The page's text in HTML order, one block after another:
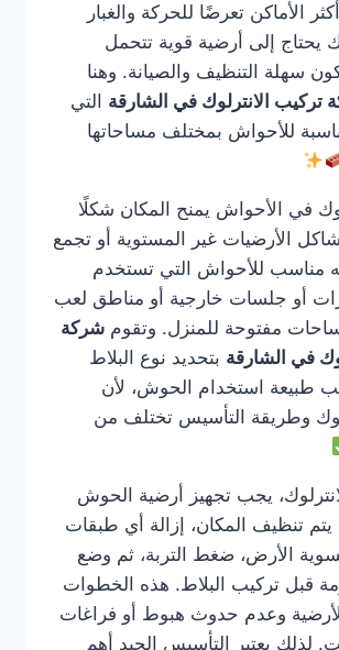
الأماكن تعرضًا للحركة والغبار
يحتاج إلى أرضية قوية تتحمل
سهلة التنظيف والصيانة. وهنا
تركيب الانترلوك في الشارقة التي
للأحواش بمختلف مساحاتها
في الأحواش يمنح المكان شكلًا
الأرضيات غير المستوية أو تجمع
أنه مناسب للأحواش التي تستخدم
أو جلسات خارجية أو مناطق لعب
مفتوحة للمنزل. وتقوم شركة
في الشارقة بتحديد نوع البلاط
طبيعة استخدام الحوش، لأن
وطريقة التأسيس تختلف من
يجب تجهيز أرضية الحوش
تنظيف المكان، إزالة أي طبقات
الأرض، ضغط التربة، ثم وضع
قبل تركيب البلاط. هذه الخطوات
وعدم حدوث هبوط أو فراغات
لذلك يعتبر التأسيس الجيد أهم